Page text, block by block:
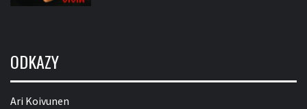
ODKAZY
Ari Koivunen